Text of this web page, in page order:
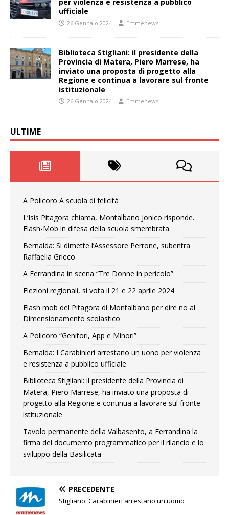
ufficiale
26 Gennaio 2024 Emmenews
Biblioteca Stigliani: il presidente della
Provincia di Matera, Piero Marrese, ha
inviato una proposta di progetto alla
Regione e continua a lavorare sul fronte
istituzionale
26 Gennaio 2024 Emmenews
ULTIME
A Policoro A scuola di felicità
L’Isis Pitagora chiama, Montalbano Jonico risponde.
Flash-Mob in difesa della scuola smembrata
Bernalda: Si dimette l’Assessore Perrone, subentra
Raffaella Grieco
A Ferrandina in scena “Tre Donne in pericolo”
Elezioni regionali, si vota il 21 e 22 aprile 2024
Flash mob del Pitagora di Montalbano per dire no al
Dimensionamento scolastico
A Policoro “Genitori, App e Minori”
Bernalda: I Carabinieri arrestano un uono per violenza
e resistenza a pubblico ufficiale
Biblioteca Stigliani: il presidente della Provincia di
Matera, Piero Marrese, ha inviato una proposta di
progetto alla Regione e continua a lavorare sul fronte
istituzionale
Tavolo permanente della Valbasento, a Ferrandina la
firma del documento programmatico per il rilancio e lo
sviluppo della Basilicata
PRECEDENTE
Stigliano: Carabinieri arrestano un uomo